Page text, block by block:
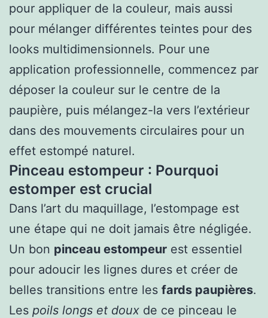
pour appliquer de la couleur, mais aussi
pour mélanger différentes teintes pour des
looks multidimensionnels. Pour une
application professionnelle, commencez par
déposer la couleur sur le centre de la
paupière, puis mélangez-la vers l’extérieur
dans des mouvements circulaires pour un
effet estompé naturel.
Pinceau estompeur : Pourquoi
estomper est crucial
Dans l’art du maquillage, l’estompage est
une étape qui ne doit jamais être négligée.
Un bon pinceau estompeur est essentiel
pour adoucir les lignes dures et créer de
belles transitions entre les fards paupières.
Les poils longs et doux de ce pinceau le